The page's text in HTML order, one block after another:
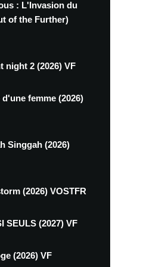
: L'Invasion du
of the Further)
night 2 (2026) VF
femme (2026)
Singgah (2026)
(2026) VOSTFR
SEULS (2027) VF
(2026) VF